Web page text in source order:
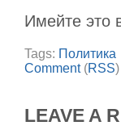
Имейте это
Tags: Политика
Comment(RSS
LEAVE A